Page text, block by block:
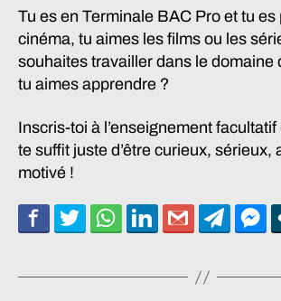
Tu es en Terminale BAC Pro et tu
cinéma, tu aimes les films ou les
souhaites travailler dans le domaine
tu aimes apprendre ?
Inscris-toi à l’enseignement
te suffit juste d’être curieux, sérieux,
motivé !